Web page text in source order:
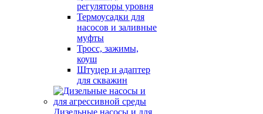
регуляторы уровня
Термоусадки для
насосов и заливные
муфты
Тросс, зажимы,
коуш
Штуцер и адаптер
для скважин
Дизельные насосы и для